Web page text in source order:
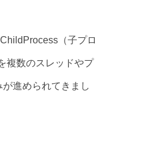
（子プロ
複数のスレッドやプ
進められてきまし